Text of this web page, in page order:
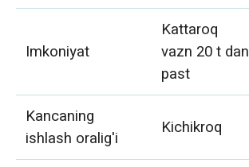
Imkoniyat
Kattaroq
vazn 20 t dan
past
Kancaning
ishlash oralig'i
Kichikroq